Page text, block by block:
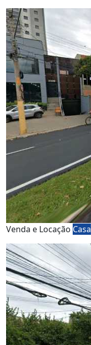
Venda e Locação Casa